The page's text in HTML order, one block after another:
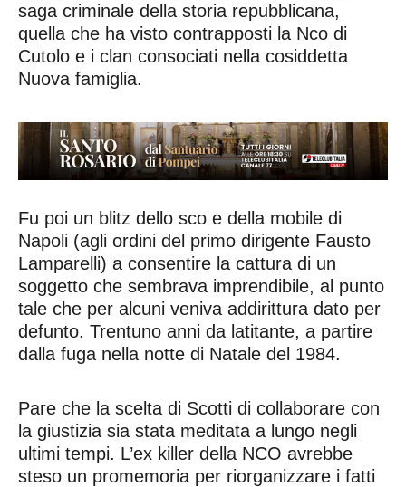
saga criminale della storia repubblicana,
quella che ha visto contrapposti la Nco di
Cutolo e i clan consociati nella cosiddetta
Nuova famiglia.
Fu poi un blitz dello sco e della mobile di
Napoli (agli ordini del primo dirigente Fausto
Lamparelli) a consentire la cattura di un
soggetto che sembrava imprendibile, al punto
tale che per alcuni veniva addirittura dato per
defunto. Trentuno anni da latitante, a partire
dalla fuga nella notte di Natale del 1984.
Pare che la scelta di Scotti di collaborare con
la giustizia sia stata meditata a lungo negli
ultimi tempi. L’ex killer della NCO avrebbe
steso un promemoria per riorganizzare i fatti